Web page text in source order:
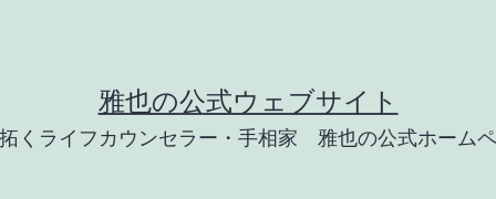
雅也の公式ウェブサイト
くライフカウンセラー・手相家 雅也の公式ホームペ